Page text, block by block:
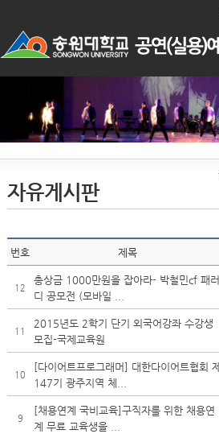
자유게시판
번호 제목
12
총상금 1000만원을 잡아라- 박철민cf 패러
디 공모전 (모바일 ...
11
2015년도 2학기 단기 외국어강좌 수강생
모집-국제교육원
10
[다이어트프로그래머] 대한다이어트협회 제
147기 광주지역 체...
9
[채용연계 국비교육]구직자를 위한 채용연
계 무료 교육생을 ...